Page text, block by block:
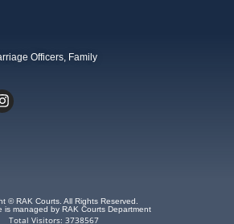
Officers, Family
© RAK Courts. All Rights Reserved.
is managed by RAK Courts Department
Total Visitors: 3738567